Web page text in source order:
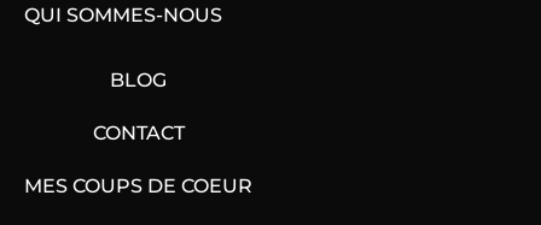
QUI SOMMES-NOUS
BLOG
CONTACT
MES COUPS DE COEUR